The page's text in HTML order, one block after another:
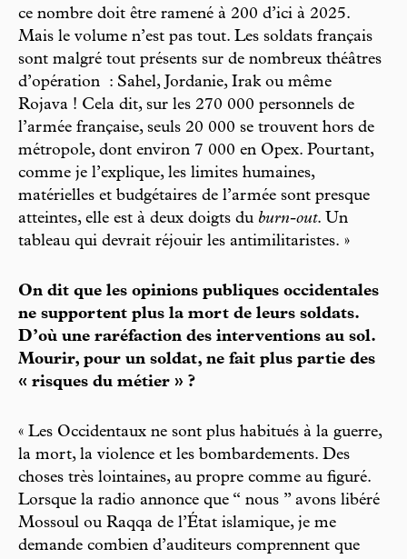
ce nombre doit être ramené à 200 d’ici à 2025.
Mais le volume n’est pas tout. Les soldats français
sont malgré tout présents sur de nombreux théâtres
d’opération : Sahel, Jordanie, Irak ou même
Rojava ! Cela dit, sur les 270 000 personnels de
l’armée française, seuls 20 000 se trouvent hors de
métropole, dont environ 7 000 en Opex. Pourtant,
comme je l’explique, les limites humaines,
matérielles et budgétaires de l’armée sont presque
atteintes, elle est à deux doigts du burn-out. Un
tableau qui devrait réjouir les antimilitaristes. »
On dit que les opinions publiques occidentales
ne supportent plus la mort de leurs soldats.
D’où une raréfaction des interventions au sol.
Mourir, pour un soldat, ne fait plus partie des
« risques du métier » ?
« Les Occidentaux ne sont plus habitués à la guerre,
la mort, la violence et les bombardements. Des
choses très lointaines, au propre comme au figuré.
Lorsque la radio annonce que “ nous ” avons libéré
Mossoul ou Raqqa de l’État islamique, je me
demande combien d’auditeurs comprennent que